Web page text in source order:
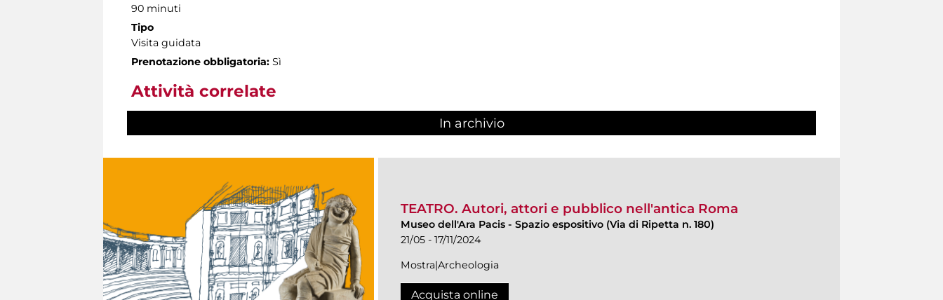
90 minuti
Tipo
Visita guidata
Prenotazione obbligatoria: Sì
Attività correlate
In archivio
TEATRO. Autori, attori e pubblico nell'antica Roma
Museo dell'Ara Pacis - Spazio espositivo (Via di Ripetta n. 180)
21/05 - 17/11/2024
Mostra|Archeologia
Acquista online